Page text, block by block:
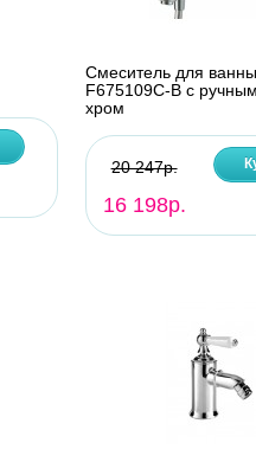
Смеситель для
F675109C-B с
хром
20 247р.
16 198р.